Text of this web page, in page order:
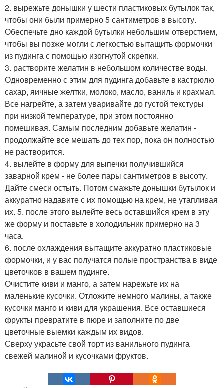
2. вырежьте донышки у шести пластиковых бутылок так,
чтобы они были примерно 5 сантиметров в высоту.
Обеспечьте дно каждой бутылки небольшим отверстием,
чтобы вы позже могли с легкостью вытащить формочки
из пудинга с помощью изогнутой скрепки.
3. растворите желатин в небольшом количестве воды.
Одновременно с этим для пудинга добавьте в кастрюлю
сахар, яичные желтки, молоко, масло, ваниль и крахмал.
Все нагрейте, а затем уваривайте до густой текстуры
при низкой температуре, при этом постоянно
помешивая. Самым последним добавьте желатин -
продолжайте все мешать до тех пор, пока он полностью
не растворится.
4. вылейте в форму для выпечки получившийся
заварной крем - не более пары сантиметров в высоту.
Дайте смеси остыть. Потом смажьте донышки бутылок и
аккуратно надавите с их помощью на крем, не утапливая
их. 5. после этого вылейте весь оставшийся крем в эту
же форму и поставьте в холодильник примерно на 3
часа.
6. после охлаждения вытащите аккуратно пластиковые
формочки, и у вас получатся полые пространства в виде
цветочков в вашем пудинге.
Очистите киви и манго, а затем нарежьте их на
маленькие кусочки. Отложите немного малины, а также
кусочки манго и киви для украшения. Все оставшиеся
фрукты превратите в пюре и заполните по две
цветочные выемки каждым их видов.
Сверху украсьте свой торт из ванильного пудинга
свежей малиной и кусочками фруктов.